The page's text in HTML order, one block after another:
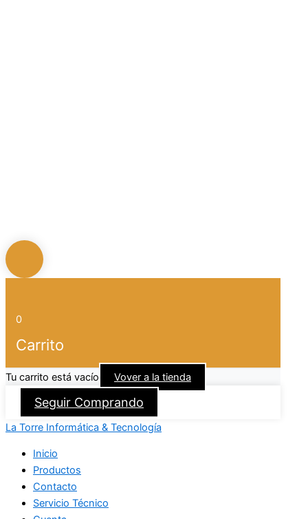
0
Carrito
Tu carrito está vacío Vover a la tienda
Seguir Comprando
La Torre Informática & Tecnología
Inicio
Productos
Contacto
Servicio Técnico